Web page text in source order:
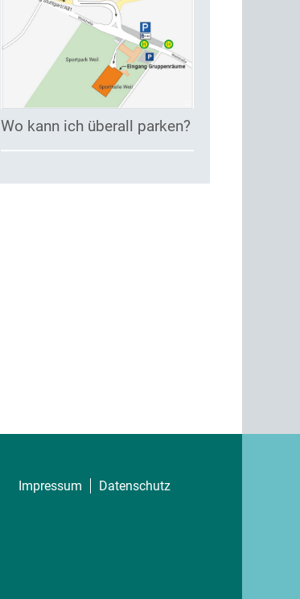
Wo kann ich überall parken?
Impressum Datenschutz